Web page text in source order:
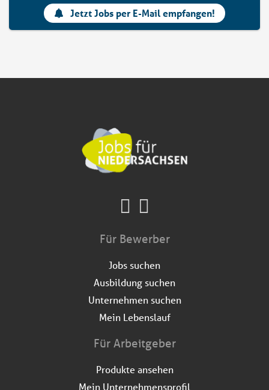
Jetzt Jobs per E-Mail empfangen!
Für Bewerber
Jobs suchen
Ausbildung suchen
Unternehmen suchen
Mein Lebenslauf
Für Arbeitgeber
Produkte ansehen
Mein Unternehmensprofil